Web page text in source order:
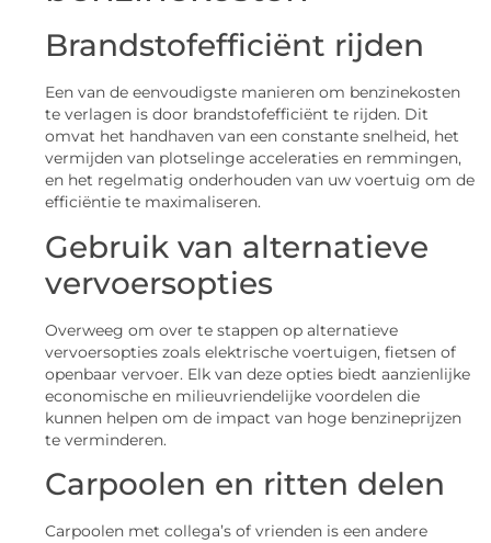
Brandstofefficiënt rijden
Een van de eenvoudigste manieren om benzinekosten
te verlagen is door brandstofefficiënt te rijden. Dit
omvat het handhaven van een constante snelheid, het
vermijden van plotselinge acceleraties en remmingen,
en het regelmatig onderhouden van uw voertuig om de
efficiëntie te maximaliseren.
Gebruik van alternatieve
vervoersopties
Overweeg om over te stappen op alternatieve
vervoersopties zoals elektrische voertuigen, fietsen of
openbaar vervoer. Elk van deze opties biedt aanzienlijke
economische en milieuvriendelijke voordelen die
kunnen helpen om de impact van hoge benzineprijzen
te verminderen.
Carpoolen en ritten delen
Carpoolen met collega’s of vrienden is een andere